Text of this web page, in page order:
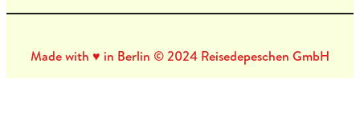
Made with ♥ in Berlin © 2024 Reisedepeschen GmbH